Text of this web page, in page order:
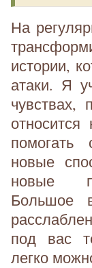
На
истории,
атаки. Я
чувствах,
новые
новые
Большое
под вас
легко